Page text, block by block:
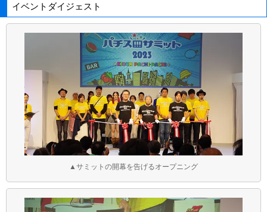
イベントダイジェスト
▲サミットの開幕を告げるオープニング